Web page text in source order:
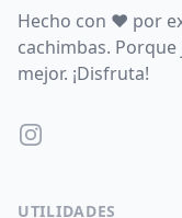
Hecho con ♥ por
cachimbas.
mejor. ¡Disfruta!
Instagram
UTILIDADES